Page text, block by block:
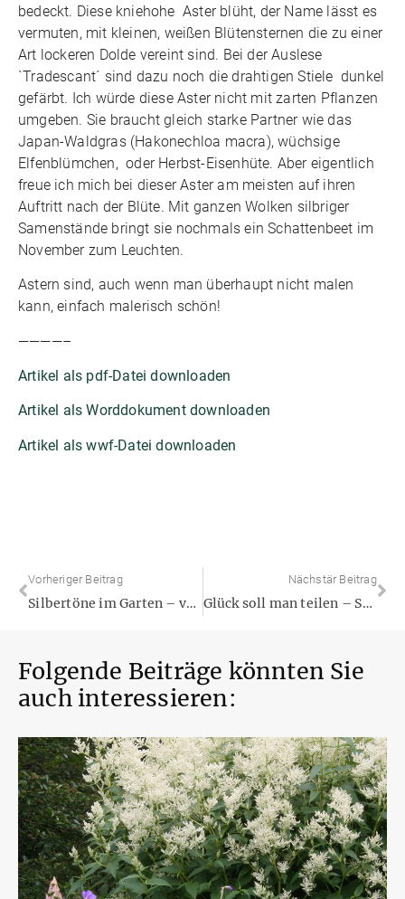
bedeckt. Diese kniehohe Aster blüht, der Name lässt es
vermuten, mit kleinen, weißen Blütensternen die zu einer
Art lockeren Dolde vereint sind. Bei der Auslese
`Tradescant´ sind dazu noch die drahtigen Stiele dunkel
gefärbt. Ich würde diese Aster nicht mit zarten Pflanzen
umgeben. Sie braucht gleich starke Partner wie das
Japan-Waldgras (Hakonechloa macra), wüchsige
Elfenblümchen, oder Herbst-Eisenhüte. Aber eigentlich
freue ich mich bei dieser Aster am meisten auf ihren
Auftritt nach der Blüte. Mit ganzen Wolken silbriger
Samenstände bringt sie nochmals ein Schattenbeet im
November zum Leuchten.
Astern sind, auch wenn man überhaupt nicht malen
kann, einfach malerisch schön!
————–
Artikel als pdf-Datei downloaden
Artikel als Worddokument downloaden
Artikel als wwf-Datei downloaden
Vorheriger Beitrag
Silbertöne im Garten – vermittelnd – verbindend – einfach schön
Nächstär Beitrag
Glück soll man teilen – Stauden auch! Verjüngte Pflanzen sind gesünder
Folgende Beiträge könnten Sie
auch interessieren: